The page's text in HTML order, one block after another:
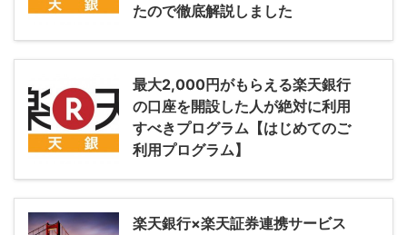
たので徹底解説しました
最大2,000円がもらえる楽天銀行
の口座を開設した人が絶対に利用
すべきプログラム【はじめてのご
利用プログラム】
楽天銀行×楽天証券連携サービス